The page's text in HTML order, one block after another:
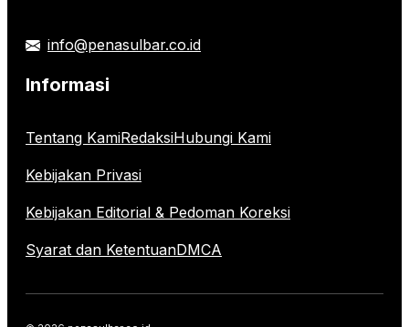
info@penasulbar.co.id
Informasi
Tentang KamiRedaksiHubungi Kami
Kebijakan Privasi
Kebijakan Editorial & Pedoman Koreksi
Syarat dan KetentuanDMCA